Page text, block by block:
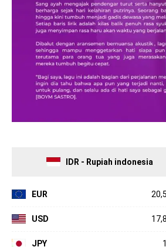
IDR - Rupiah indonesia
EUR
USD
JPY